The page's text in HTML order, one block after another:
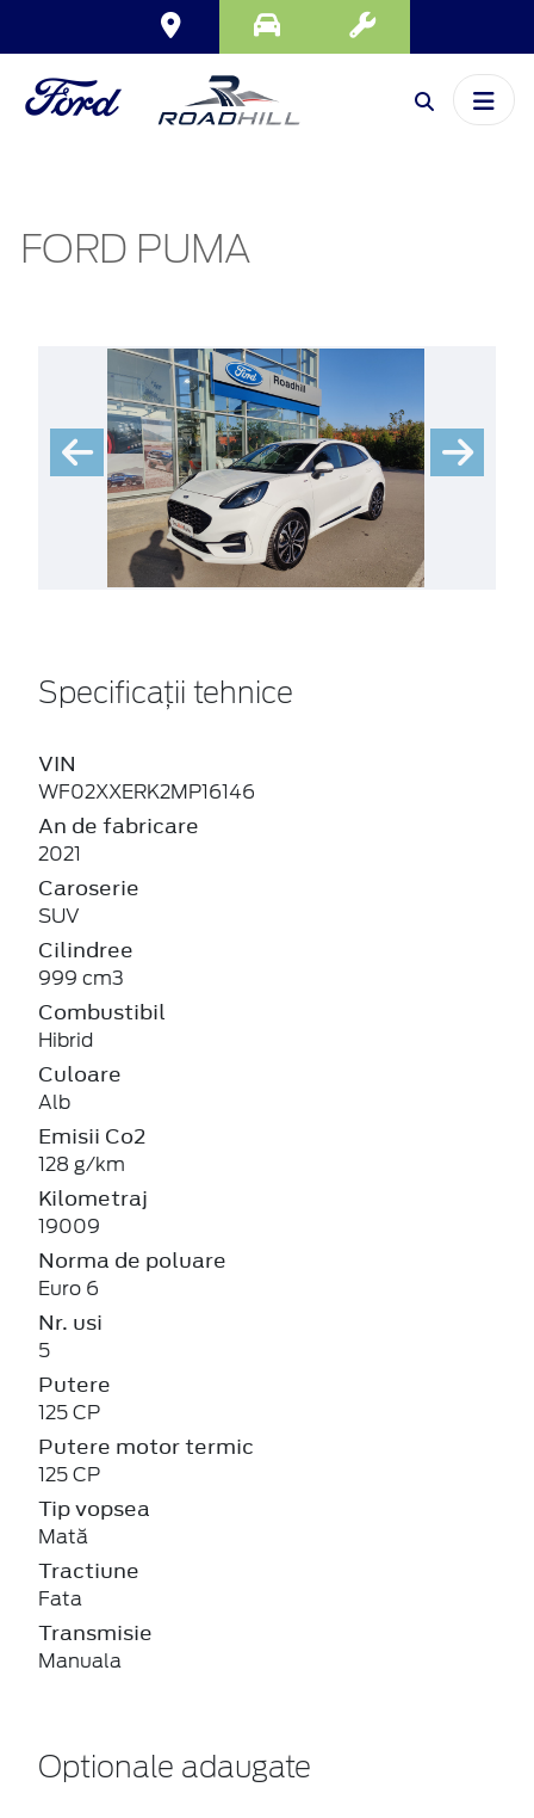
FORD PUMA
Specificații tehnice
VIN
WF02XXERK2MP16146
An de fabricare
2021
Caroserie
SUV
Cilindree
999 cm3
Combustibil
Hibrid
Culoare
Alb
Emisii Co2
128 g/km
Kilometraj
19009
Norma de poluare
Euro 6
Nr. usi
5
Putere
125 CP
Putere motor termic
125 CP
Tip vopsea
Mată
Tractiune
Fata
Transmisie
Manuala
Optionale adaugate